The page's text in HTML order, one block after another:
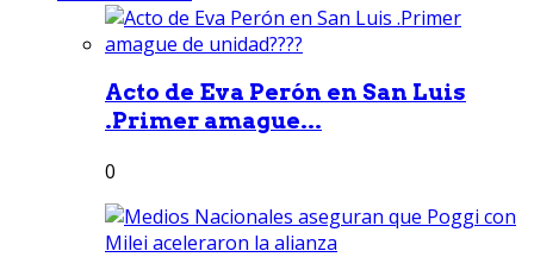
Acto de Eva Perón en San Luis
.Primer amague...
0